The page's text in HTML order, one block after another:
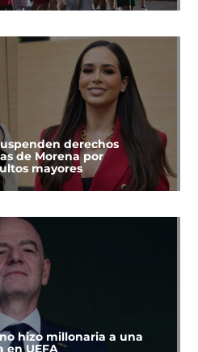
derechos
de Morena por
mayores
hizo millonaria a una
en UEFA